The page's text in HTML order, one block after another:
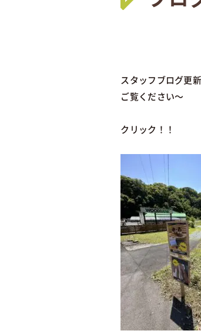
スタッフブログ更
ご覧ください～
クリック！！